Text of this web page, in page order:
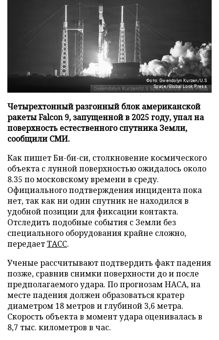
Фото: Gwendolyn Kurzen/U.S
Space/Global Look Press
Четырехтонный разгонный блок американской
ракеты Falcon 9, запущенной в 2025 году, упал на
поверхность естественного спутника Земли,
сообщили СМИ.
Как пишет Би-би-си, столкновение космического
объекта с лунной поверхностью ожидалось около
8.35 по московскому времени в среду.
Официального подтверждения инцидента пока
нет, так как ни один спутник не находился в
удобной позиции для фиксации контакта.
Отследить подобные события с Земли без
специального оборудования крайне сложно,
передаетТАСС.
Ученые рассчитывают подтвердить факт падения
позже, сравнив снимки поверхности до и после
предполагаемого удара. По прогнозам НАСА, на
месте падения должен образоваться кратер
диаметром 18 метров и глубиной 3,6 метра.
Скорость объекта в момент удара оценивалась в
8,7 тыс. километров в час.